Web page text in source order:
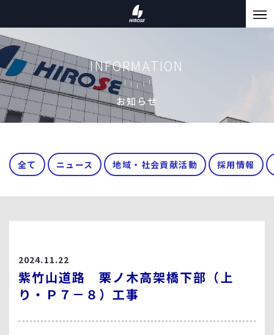
INFORMATION
お知らせ
全て ニュース 地域・社会貢献活動 採用情報
2024.11.22
紫竹山道路 栗ノ木高架橋下部（上
り・Ｐ７－８）工事